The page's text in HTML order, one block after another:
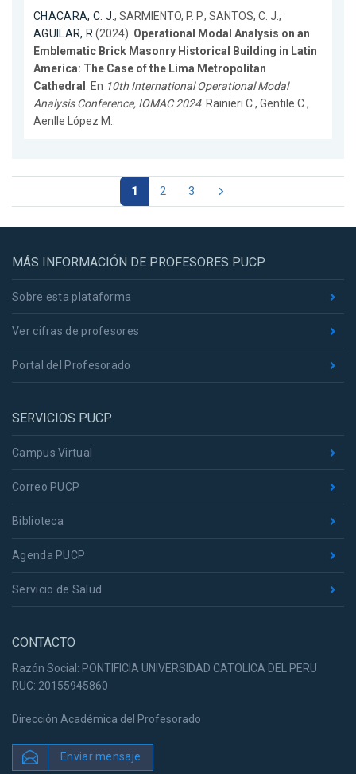
CHACARA, C. J.; SARMIENTO, P. P.; SANTOS, C. J.;
AGUILAR, R.(2024). Operational Modal Analysis on an
Emblematic Brick Masonry Historical Building in Latin
America: The Case of the Lima Metropolitan
Cathedral . En 10th International Operational Modal
Analysis Conference, IOMAC 2024. Rainieri C., Gentile C.,
Aenlle López M..
1 2 3
MÁS INFORMACIÓN DE PROFESORES PUCP
Sobre esta plataforma
Ver cifras de profesores
Portal del Profesorado
SERVICIOS PUCP
Campus Virtual
Correo PUCP
Biblioteca
Agenda PUCP
Servicio de Salud
CONTACTO
Razón Social: PONTIFICIA UNIVERSIDAD CATOLICA DEL PERU
RUC: 20155945860
Dirección Académica del Profesorado
Enviar mensaje